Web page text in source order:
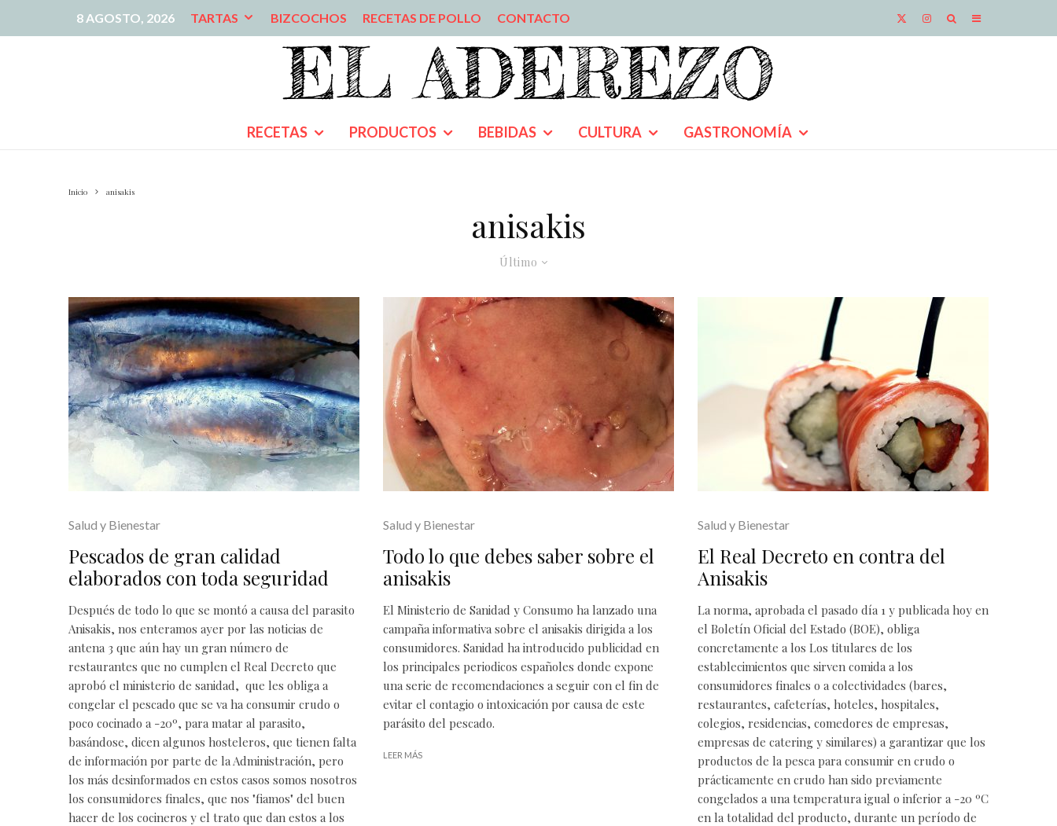
8 AGOSTO, 2026 TARTAS BIZCOCHOS RECETAS DE POLLO CONTACTO
RECETAS PRODUCTOS BEBIDAS CULTURA GASTRONOMÍA
Inicio anisakis
anisakis
Último
Salud y Bienestar
Pescados de gran calidad
elaborados con toda seguridad
Después de todo lo que se montó a causa del parasito
Anisakis, nos enteramos ayer por las noticias de
antena 3 que aún hay un gran número de
restaurantes que no cumplen el Real Decreto que
aprobó el ministerio de sanidad, que les obliga a
congelar el pescado que se va ha consumir crudo o
poco cocinado a -20º, para matar al parasito,
basándose, dicen algunos hosteleros, que tienen falta
de información por parte de la Administración, pero
los más desinformados en estos casos somos nosotros
los consumidores finales, que nos "fiamos" del buen
hacer de los cocineros y el trato que dan estos a los
Salud y Bienestar
Todo lo que debes saber sobre el
anisakis
El Ministerio de Sanidad y Consumo ha lanzado una
campaña informativa sobre el anisakis dirigida a los
consumidores. Sanidad ha introducido publicidad en
los principales periodicos españoles donde expone
una serie de recomendaciones a seguir con el fin de
evitar el contagio o intoxicación por causa de este
parásito del pescado.
LEER MÁS
Salud y Bienestar
El Real Decreto en contra del
Anisakis
La norma, aprobada el pasado día 1 y publicada hoy en
el Boletín Oficial del Estado (BOE), obliga
concretamente a los Los titulares de los
establecimientos que sirven comida a los
consumidores finales o a colectividades (bares,
restaurantes, cafeterías, hoteles, hospitales,
colegios, residencias, comedores de empresas,
empresas de catering y similares) a garantizar que los
productos de la pesca para consumir en crudo o
prácticamente en crudo han sido previamente
congelados a una temperatura igual o inferior a -20 ºC
en la totalidad del producto, durante un período de